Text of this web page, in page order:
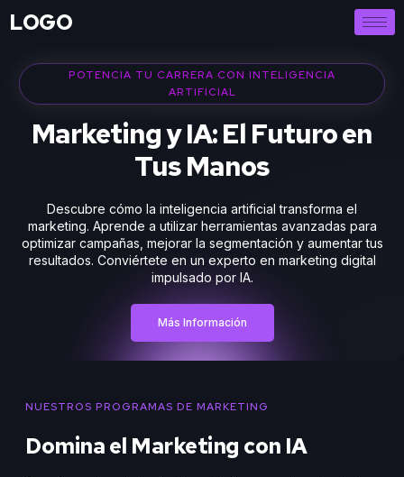
LOGO
POTENCIA TU CARRERA CON INTELIGENCIA
ARTIFICIAL
Marketing y IA: El Futuro en
Tus Manos
Descubre cómo la inteligencia artificial transforma el
marketing. Aprende a utilizar herramientas avanzadas para
optimizar campañas, mejorar la segmentación y aumentar tus
resultados. Conviértete en un experto en marketing digital
impulsado por IA.
Más Información
NUESTROS PROGRAMAS DE MARKETING
Domina el Marketing con IA